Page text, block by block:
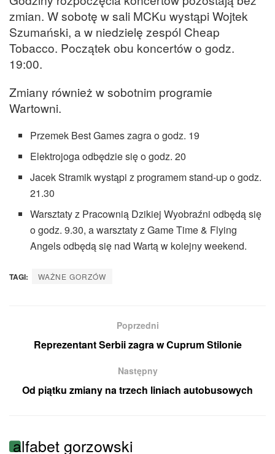
zmian. W sobotę w sali MCKu wystąpi Wojtek
Szumański, a w niedzielę zespól Cheap
Tobacco. Początek obu koncertów o godz.
19:00.
Zmiany również w sobotnim programie
Wartowni.
Przemek Best Games zagra o godz. 19
Elektrojoga odbędzie się o godz. 20
Jacek Stramik wystąpi z programem stand-up o godz.
21.30
Warsztaty z Pracownią Dzikiej Wyobraźni odbędą się
o godz. 9.30, a warsztaty z Game Time & Flying
Angels odbędą się nad Wartą w kolejny weekend.
TAGI: WAŻNE GORZÓW
Poprzedni
Reprezentant Serbii zagra w Cuprum Stilonie
Następny
Od piątku zmiany na trzech liniach autobusowych
alfabet gorzowski